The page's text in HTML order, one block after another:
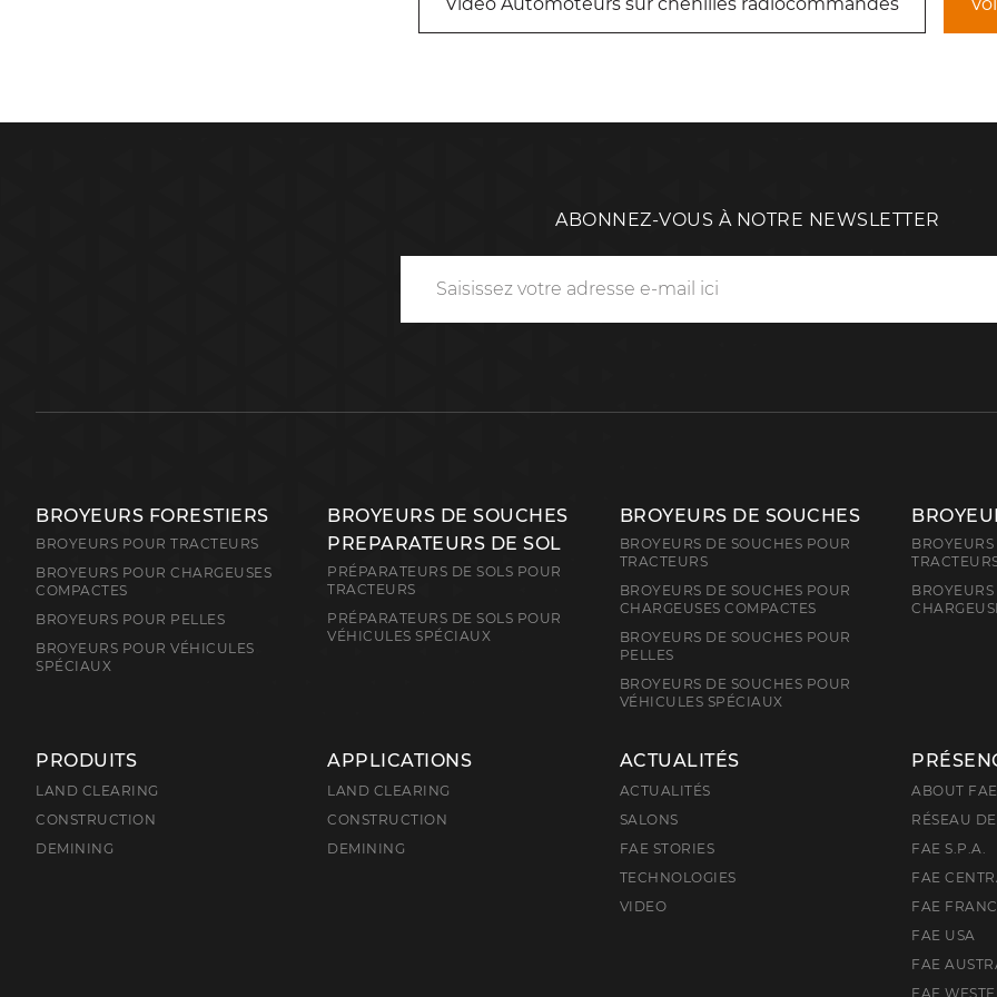
ABONNEZ-VOUS À NOTRE NEWSLETTER
BROYEURS FORESTIERS
BROYEURS POUR TRACTEURS
BROYEURS POUR CHARGEUSES
COMPACTES
BROYEURS POUR PELLES
BROYEURS POUR VÉHICULES
SPÉCIAUX
BROYEURS DE SOUCHES
PREPARATEURS DE SOL
PRÉPARATEURS DE SOLS POUR
TRACTEURS
PRÉPARATEURS DE SOLS POUR
VÉHICULES SPÉCIAUX
BROYEURS DE SOUCHES
BROYEURS DE SOUCHES POUR
TRACTEURS
BROYEURS DE SOUCHES POUR
CHARGEUSES COMPACTES
BROYEURS DE SOUCHES POUR
PELLES
BROYEURS DE SOUCHES POUR
VÉHICULES SPÉCIAUX
PRODUITS
LAND CLEARING
CONSTRUCTION
DEMINING
APPLICATIONS
LAND CLEARING
CONSTRUCTION
DEMINING
ACTUALITÉS
ACTUALITÉS
SALONS
FAE STORIES
TECHNOLOGIES
VIDEO
ABOUT FAE
RÉSEAU
FAE S.P.A.
FAE
FAE
FAE USA
FAE
FAE